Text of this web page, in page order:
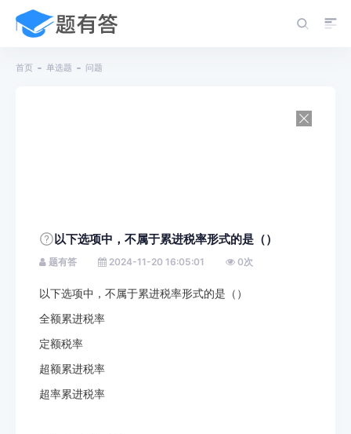
首页 单选题 问题
以下选项中，不属于累进税率形式的是（）
题有答 2024-11-20 16:05:01 0次
以下选项中，不属于累进税率形式的是（）
全额累进税率
定额税率
超额累进税率
超率累进税率